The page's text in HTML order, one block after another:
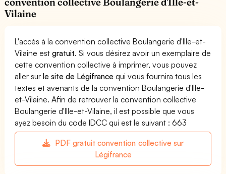
Vilaine
L'accès à la convention collective Boulangerie d'Ille-et-
Vilaine estgratuit. Si vous désirez avoir un exemplaire de
cette convention collective à imprimer, vous pouvez
aller surle site de Légifrance qui vous fournira tous les
textes et avenants de la convention Boulangerie d'Ille-
et-Vilaine. Afin de retrouver la convention collective
Boulangerie d'Ille-et-Vilaine, il est possible que vous
ayez besoin du code IDCC qui est le suivant : 663
PDF gratuit convention collective sur
Légifrance